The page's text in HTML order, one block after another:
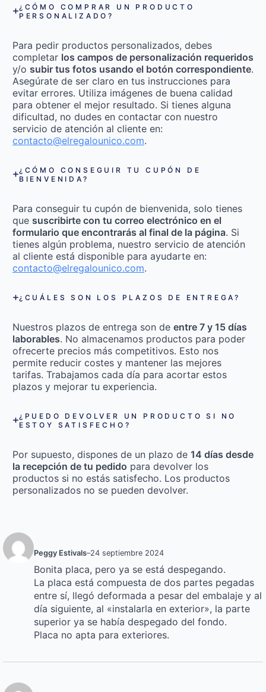
¿CÓMO COMPRAR UN PRODUCTO
PERSONALIZADO?
Para pedir productos personalizados, debes
completar los campos de personalización requeridos
y/o subir tus fotos usando el botón correspondiente.
Asegúrate de ser claro en tus instrucciones para
evitar errores. Utiliza imágenes de buena calidad
para obtener el mejor resultado. Si tienes alguna
dificultad, no dudes en contactar con nuestro
servicio de atención al cliente en:
contacto@elregalounico.com.
¿CÓMO CONSEGUIR TU CUPÓN DE
BIENVENIDA?
Para conseguir tu cupón de bienvenida, solo tienes
que suscribirte con tu correo electrónico en el
formulario que encontrarás al final de la página. Si
tienes algún problema, nuestro servicio de atención
al cliente está disponible para ayudarte en:
contacto@elregalounico.com.
¿CUÁLES SON LOS PLAZOS DE ENTREGA?
Nuestros plazos de entrega son de entre 7 y 15 días
laborables. No almacenamos productos para poder
ofrecerte precios más competitivos. Esto nos
permite reducir costes y mantener las mejores
tarifas. Trabajamos cada día para acortar estos
plazos y mejorar tu experiencia.
¿PUEDO DEVOLVER UN PRODUCTO SI NO
ESTOY SATISFECHO?
Por supuesto, dispones de un plazo de 14 días desde
la recepción de tu pedido para devolver los
productos si no estás satisfecho. Los productos
personalizados no se pueden devolver.
Peggy Estivals–24 septiembre 2024
Bonita placa, pero ya se está despegando.
La placa está compuesta de dos partes pegadas
entre sí, llegó deformada a pesar del embalaje y al
día siguiente, al «instalarla en exterior», la parte
superior ya se había despegado del fondo.
Placa no apta para exteriores.